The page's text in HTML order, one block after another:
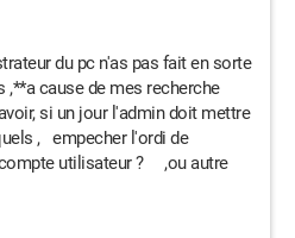
du pc n'as pas fait en sorte
,**a cause de mes recherche
si un jour l'admin doit mettre
, empecher l'ordi de
utilisateur ? ,ou autre